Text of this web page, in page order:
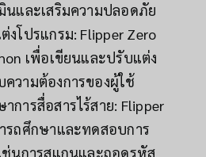
นและเสริมความปลอดภัย
งโปรแกรม: Flipper Zero
เพื่อเขียนและปรับแต่ง
วามต้องการของผู้ใช้
การสื่อสารไร้สาย: Flipper
รถศึกษาและทดสอบการ
ช่นการสแกนและถอดรหัส